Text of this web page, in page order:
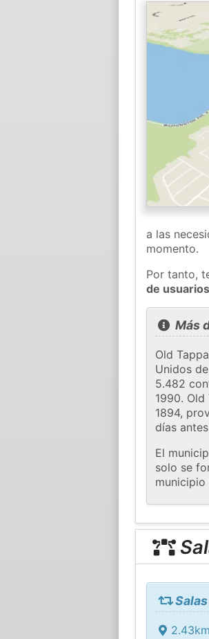
a las
momento.
Por tanto,
de
Más
Old
Unidos
5.482
1990.
1894,
días
El
solo se
Salas